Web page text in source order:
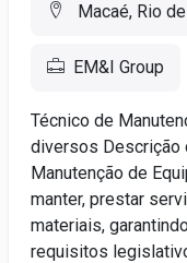
Macaé, Rio
EM&I Group
Técnico de
diversos Descrição
Manutenção de
manter, prestar
materiais,
requisitos